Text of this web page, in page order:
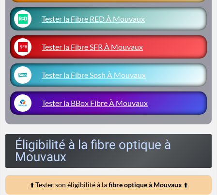
Tester la Fibre RED À Mouvaux
Tester la Fibre SFR À Mouvaux
Tester la Fibre Sosh À Mouvaux
Tester la BBox Fibre À Mouvaux
Éligibilité à la fibre optique à
Mouvaux
⬆️ Tester son éligibilité à lafibre optique à Mouvaux ⬆️